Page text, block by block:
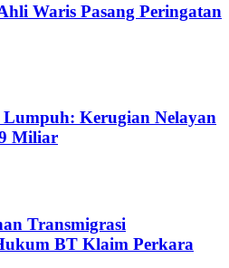
Waris Pasang Peringatan
Kerugian Nelayan
Miliar
Transmigrasi
BT Klaim Perkara